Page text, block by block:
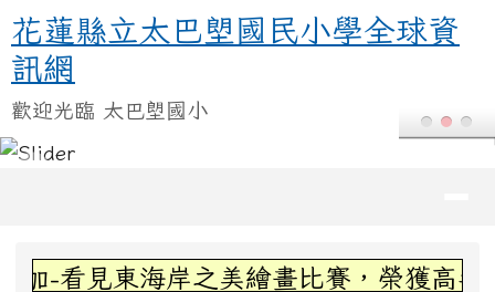
跳至主內容區
花蓮縣立太巴塱國民小學全球資訊
花蓮縣立太巴塱國民小學全球資
訊網
歡迎光臨 太巴塱國小
上中區域內容
-看見東海岸之美繪畫比賽，榮獲高年級